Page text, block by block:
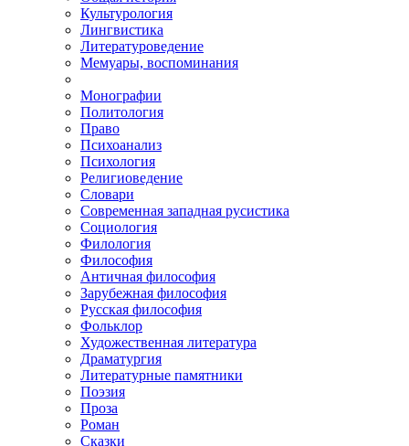
Культурология
Лингвистика
Литературоведение
Мемуары, воспоминания
Монографии
Политология
Право
Психоанализ
Психология
Религиоведение
Словари
Современная западная русистика
Социология
Филология
Философия
Античная философия
Зарубежная философия
Русская философия
Фольклор
Художественная литература
Драматургия
Литературные памятники
Поэзия
Проза
Роман
Сказки